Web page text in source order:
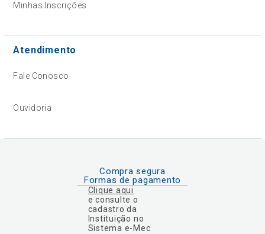
Minhas Inscrições
Atendimento
Fale Conosco
Ouvidoria
Compra segura
Formas de pagamento
Clique aqui
e consulte o
cadastro da
Instituição no
Sistema e-Mec